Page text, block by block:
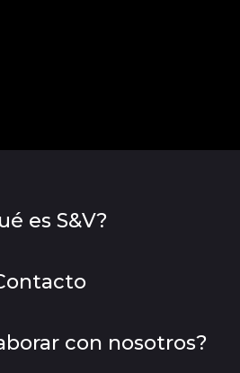
es S&V?
con nosotros?